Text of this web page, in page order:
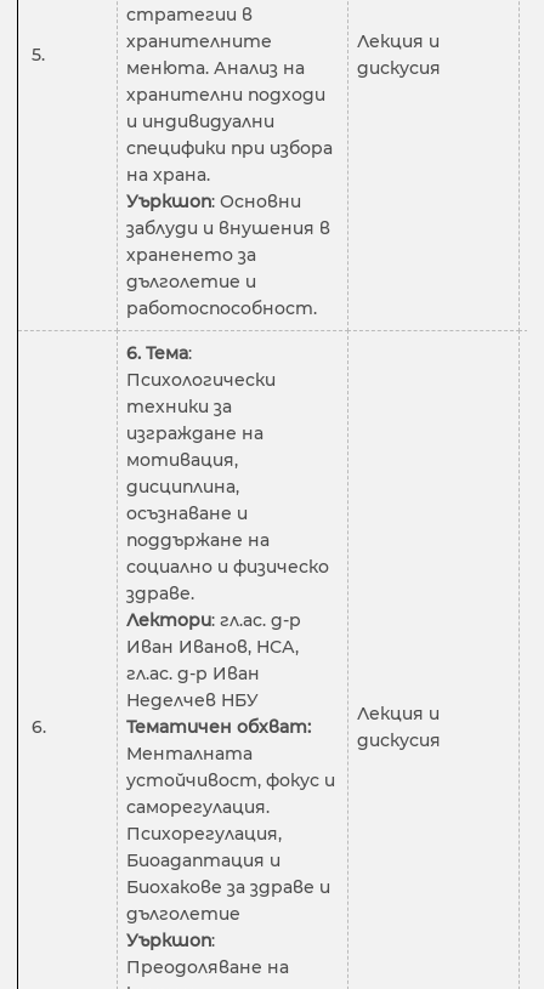
5.
стратегии в
хранителните
менюта. Анализ на
хранителни подходи
и индивидуални
специфики при избора
на храна.
Уъркшоп: Основни
заблуди и внушения в
храненето за
дълголетие и
работоспособност.
Лекция и
дискусия
6.
6. Тема:
Психологически
техники за
изграждане на
мотивация,
дисциплина,
осъзнаване и
поддържане на
социално и физическо
здраве.
Лектори: гл.ас. д-р
Иван Иванов, НСА,
гл.ас. д-р Иван
Неделчев НБУ
Тематичен обхват:
Менталната
устойчивост, фокус и
саморегулация.
Психорегулация,
Биоадаптация и
Биохакове за здраве и
дълголетие
Уъркшоп:
Преодоляване на
Лекция и
дискусия